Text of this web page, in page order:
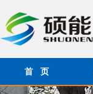
首 页